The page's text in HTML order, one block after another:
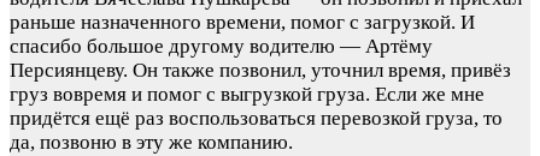
раньше назначенного времени, помог с загрузкой. И
спасибо большое другому водителю — Артёму
Персиянцеву. Он также позвонил, уточнил время, привёз
груз вовремя и помог с выгрузкой груза. Если же мне
придётся ещё раз воспользоваться перевозкой груза, то
да, позвоню в эту же компанию.